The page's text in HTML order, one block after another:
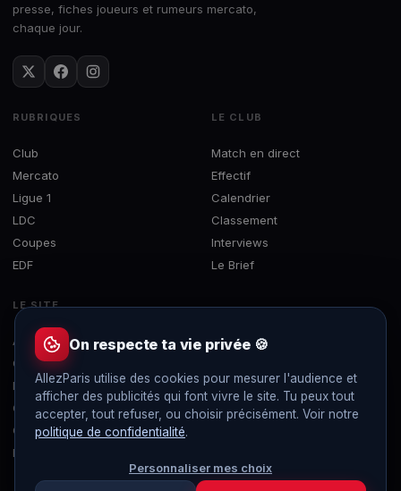
presse, fiches joueurs et rumeurs mercato,
chaque jour.
RUBRIQUES
Club
Mercato
Ligue 1
LDC
Coupes
EDF
LE CLUB
Match en direct
Effectif
Calendrier
Classement
Interviews
Le Brief
LE SITE
À propos
Contact
Mentions légales
Confidentialité
Gérer les cookies
Flux RSS
On respecte ta vie privée 🍪
AllezParis utilise des cookies pour mesurer l'audience et
afficher des publicités qui font vivre le site. Tu peux tout
accepter, tout refuser, ou choisir précisément. Voir notre
politique de confidentialité.
Personnaliser mes choix